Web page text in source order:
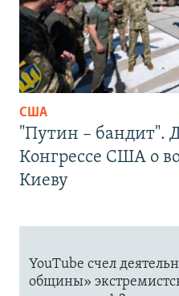
США
"Путин – бандит".
Конгрессе США о
Киеву